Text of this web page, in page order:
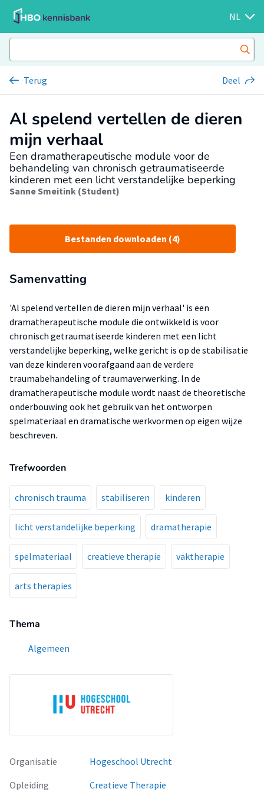
NL
Terug Deel
Al spelend vertellen de dieren
mijn verhaal
Een dramatherapeutische module voor de
behandeling van chronisch getraumatiseerde
kinderen met een licht verstandelijke beperking
Sanne Smeitink (Student)
Bestanden downloaden (4)
Samenvatting
'Al spelend vertellen de dieren mijn verhaal' is een
dramatherapeutische module die ontwikkeld is voor
chronisch getraumatiseerde kinderen met een licht
verstandelijke beperking, welke gericht is op de stabilisatie
van deze kinderen voorafgaand aan de verdere
traumabehandeling of traumaverwerking. In de
dramatherapeutische module wordt naast de theoretische
onderbouwing ook het gebruik van het ontworpen
spelmateriaal en dramatische werkvormen op eigen wijze
beschreven.
Trefwoorden
chronisch trauma stabiliseren kinderen
licht verstandelijke beperking dramatherapie
spelmateriaal creatieve therapie vaktherapie
arts therapies
Thema
Algemeen
Organisatie
Hogeschool Utrecht
Opleiding
Creatieve Therapie